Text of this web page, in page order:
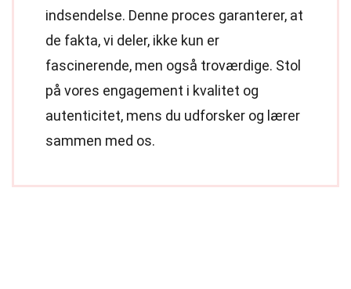
indsendelse. Denne proces garanterer, at
de fakta, vi deler, ikke kun er
fascinerende, men også troværdige. Stol
på vores engagement i kvalitet og
autenticitet, mens du udforsker og lærer
sammen med os.